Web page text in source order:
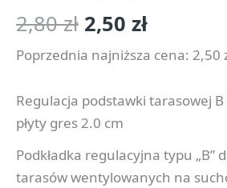
2,80zł 2,50 zł
Poprzednia najniższa cena: 2,50
Regulacja podstawki tarasowej
płyty gres 2.0 cm
Podkładka regulacyjna typu „B”
tarasów wentylowanych na